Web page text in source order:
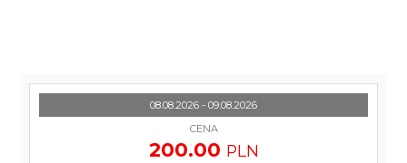
08.08.2026 - 09.08.2026
CENA
200.00 PLN